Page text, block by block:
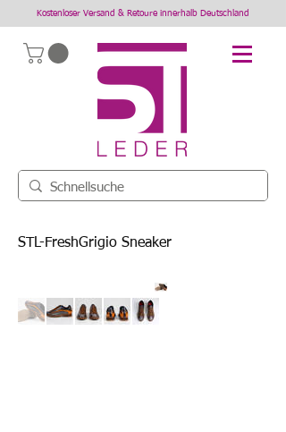
Kostenloser Versand & Retoure innerhalb Deutschland
STL-FreshGrigio Sneaker